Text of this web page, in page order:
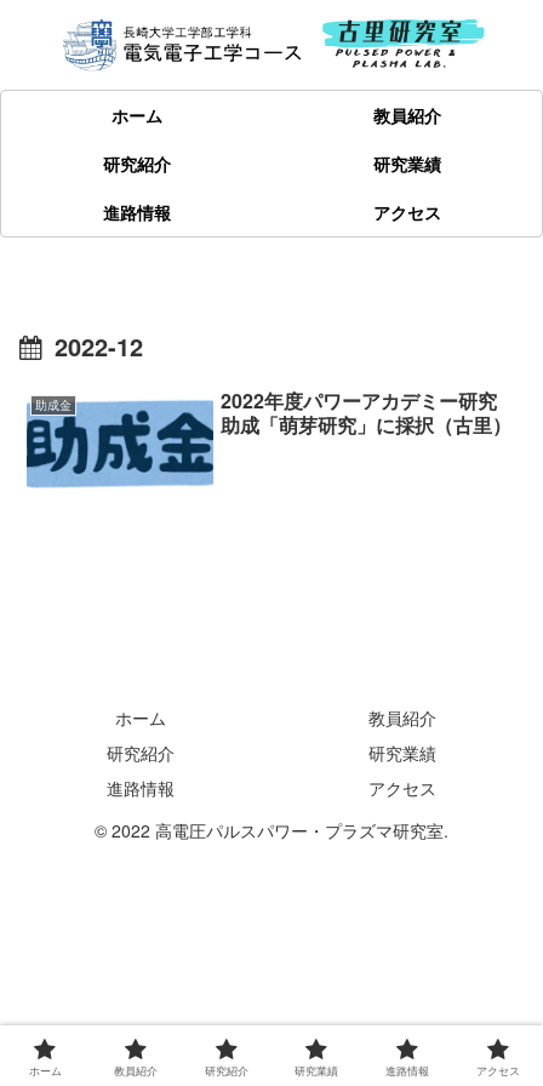
ホーム
教員紹介
研究紹介
研究業績
進路情報
アクセス
2022-12
助成金
2022年度パワーアカデミー研究
助成「萌芽研究」に採択（古里）
ホーム
教員紹介
研究紹介
研究業績
進路情報
アクセス
© 2022 高電圧パルスパワー・プラズマ研究室.
ホーム 教員紹介 研究紹介 研究業績 進路情報 アクセス